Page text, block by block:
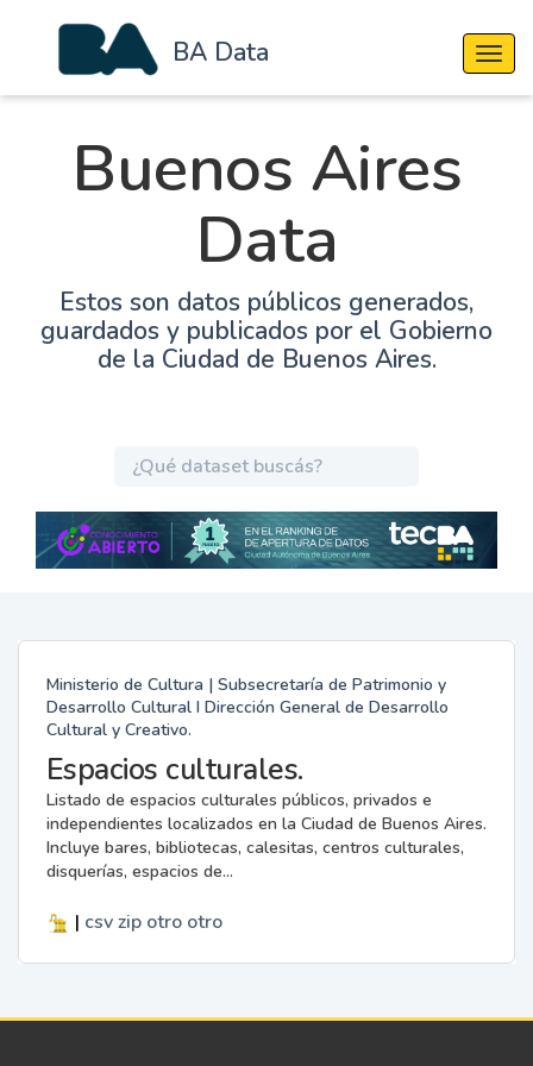
BA Data
Buenos Aires
Data
Estos son datos públicos generados,
guardados y publicados por el Gobierno
de la Ciudad de Buenos Aires.
Ministerio de Cultura | Subsecretaría de Patrimonio y
Desarrollo Cultural I Dirección General de Desarrollo
Cultural y Creativo.
Espacios culturales.
Listado de espacios culturales públicos, privados e
independientes localizados en la Ciudad de Buenos Aires.
Incluye bares, bibliotecas, calesitas, centros culturales,
disquerías, espacios de...
| csv zip otro otro